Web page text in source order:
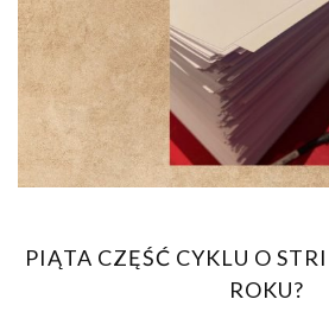
PIĄTA CZĘŚĆ CYKLU O
ROKU?